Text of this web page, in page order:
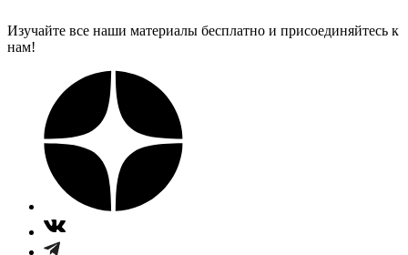
Изучайте все наши материалы бесплатно и присоединяйтесь к
нам!